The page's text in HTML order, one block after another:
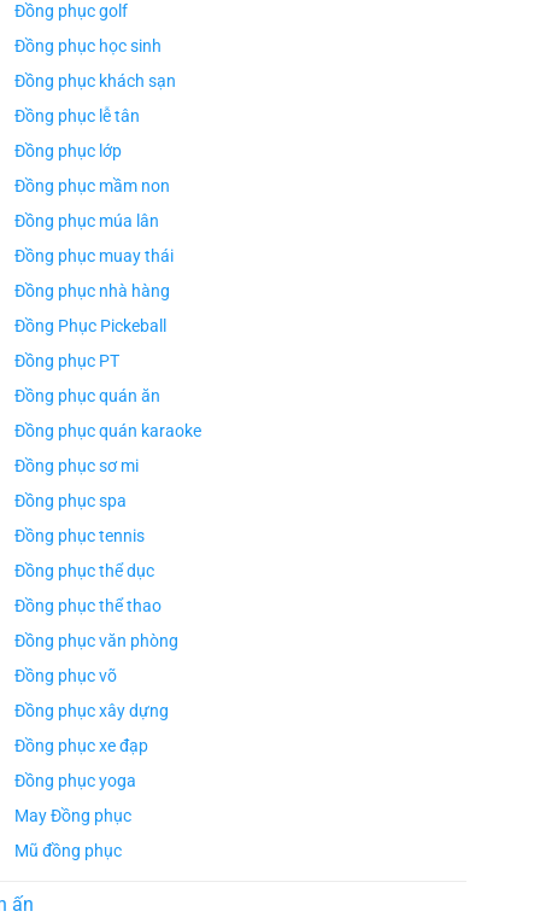
Áo Teambuilding Công Ty
Thủy Sản Biển Xanh
Đồng phục golf
Đồng phục học sinh
Đồng phục khách sạn
Đồng phục lễ tân
Đồng phục lớp
Đồng phục mầm non
Đồng phục múa lân
Đồng phục muay thái
Đồng phục nhà hàng
Đồng Phục Pickeball
Đồng phục PT
Đồng phục quán ăn
Đồng phục quán karaoke
Đồng phục sơ mi
Đồng phục spa
Đồng phục tennis
Đồng phục thể dục
Đồng phục thể thao
Đồng phục văn phòng
Đồng phục võ
Đồng phục xây dựng
Đồng phục xe đạp
Đồng phục yoga
May Đồng phục
Mũ đồng phục
ấn